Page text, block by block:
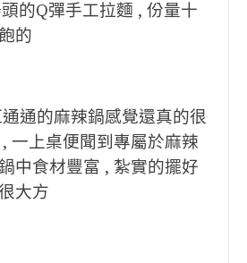
的Q彈手工拉麵 , 份量十
的
通的麻辣鍋感覺還真的很
一上桌便聞到專屬於麻辣
中食材豐富 , 紮實的擺好
大方